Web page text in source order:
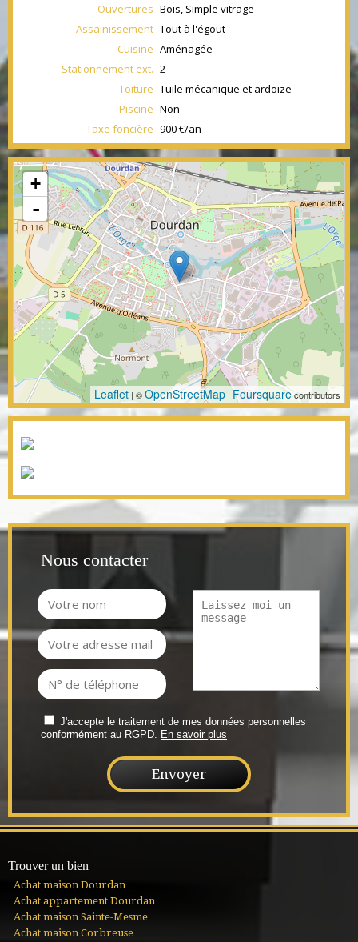
Ouvertures Bois, Simple vitrage
Assainissement Tout à l'égout
Cuisine Aménagée
Stationnement ext. 2
Toiture Tuile mécanique et ardoize
Piscine Non
Taxe foncière 900 €/an
+
-
Leaflet | ©OpenStreetMap | Foursquarecontributors
Nous contacter
J'accepte le traitement de mes données personnelles
conformément au RGPD. En savoir plus
Trouver un bien
Achat maison Dourdan
Achat appartement Dourdan
Achat maison Sainte-Mesme
Achat maison Corbreuse